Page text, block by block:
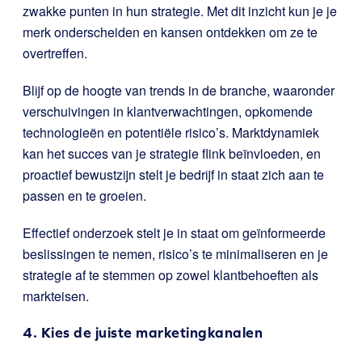
zwakke punten in hun strategie. Met dit inzicht kun je je
merk onderscheiden en kansen ontdekken om ze te
overtreffen.
Blijf op de hoogte van trends in de branche, waaronder
verschuivingen in klantverwachtingen, opkomende
technologieën en potentiële risico’s. Marktdynamiek
kan het succes van je strategie flink beïnvloeden, en
proactief bewustzijn stelt je bedrijf in staat zich aan te
passen en te groeien.
Effectief onderzoek stelt je in staat om geïnformeerde
beslissingen te nemen, risico’s te minimaliseren en je
strategie af te stemmen op zowel klantbehoeften als
markteisen.
4. Kies de juiste marketingkanalen